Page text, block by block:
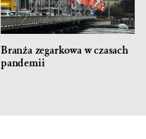
Branża zegarkowa w czasach
pandemii